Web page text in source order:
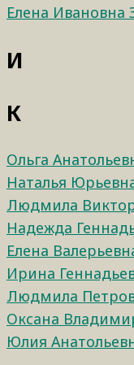
Елена Ивановна
И
К
Ольга
Наталья
Людмила
Надежда
Елена
Ирина
Людмила
Оксана
Юлия